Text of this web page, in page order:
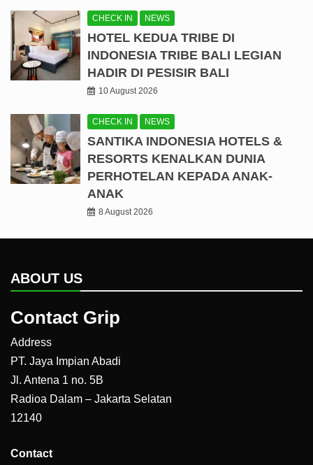
CHECK IN NEWS
HOTEL KEDUA TRIBE DI
INDONESIA TRIBE BALI LEGIAN
HADIR DI PESISIR BALI
10 August 2026
CHECK IN NEWS
SANTIKA INDONESIA HOTELS &
RESORTS KENALKAN DUNIA
PERHOTELAN KEPADA ANAK-
ANAK
8 August 2026
ABOUT US
Contact Grip
Address
PT. Jaya Impian Abadi
Jl. Antena 1 no. 5B
Radioa Dalam – Jakarta Selatan
12140
Contact